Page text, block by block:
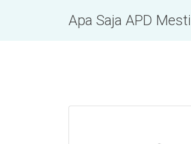
Apa Saja APD